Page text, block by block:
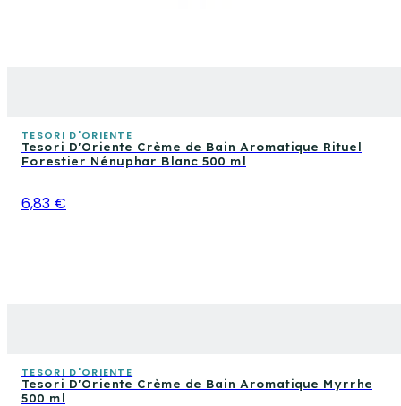
TESORI D'ORIENTE
Tesori D'Oriente Crème de Bain Aromatique Rituel
Forestier Nénuphar Blanc 500 ml
6,83 €
TESORI D'ORIENTE
Tesori D'Oriente Crème de Bain Aromatique Myrrhe
500 ml